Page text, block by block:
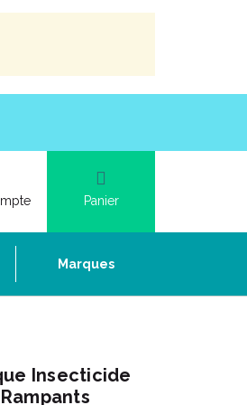
Panier
Marques
Insecticide